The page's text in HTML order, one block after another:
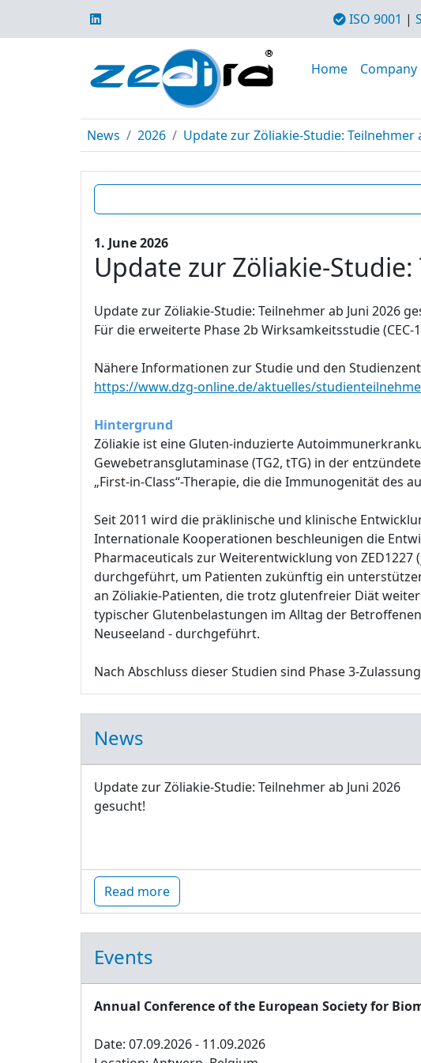
ISO 9001 |
Home Company
News 2026 Update zur Zöliakie-Studie: Teilnehmer
1. June 2026
Update zur Zöliakie-
Update zur Zöliakie-Studie: Teilnehmer ab Juni 2026
Für die erweiterte Phase 2b Wirksamkeitsstudie
Nähere Informationen zur Studie und den
https://www.dzg-online.de/aktuelles/
Hintergrund
Zöliakie ist eine Gluten-induzierte
Gewebetransglutaminase (TG2, tTG) in der
„First-in-Class“-Therapie, die die Immunogenität
Seit 2011 wird die präklinische und klinische
Internationale Kooperationen beschleunigen die
Pharmaceuticals zur Weiterentwicklung von
durchgeführt, um Patienten zukünftig ein
an Zöliakie-Patienten, die trotz glutenfreier Diät
typischer Glutenbelastungen im Alltag der
Neuseeland - durchgeführt.
Nach Abschluss dieser Studien sind Phase 3-
News
Update zur Zöliakie-Studie: Teilnehmer ab Juni 2026
gesucht!
Read more
Events
Annual Conference of the European Society for
Date: 07.09.2026 - 11.09.2026